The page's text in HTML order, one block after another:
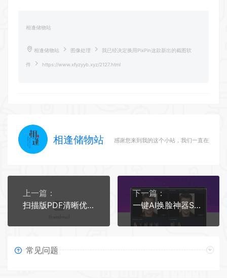
相逢储物站
相逢储物站 图像处理 我已经决定换用PixPin这款新出的截图软
件 https://www.xfyzyyb.xyz/2127.html
相逢储物站 感谢您来到我的这个小站，我们一直在路上
上一篇：
扫描版PDF清晰优化，内容可检索处理
下一篇：
一键AI换脸神器Swapface1.5.0免安装打开即用 Win
常见问题